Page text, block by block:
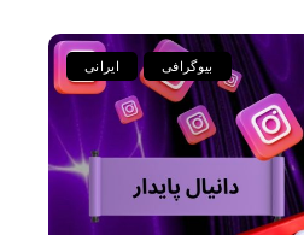
ایرانی بیوگرافی